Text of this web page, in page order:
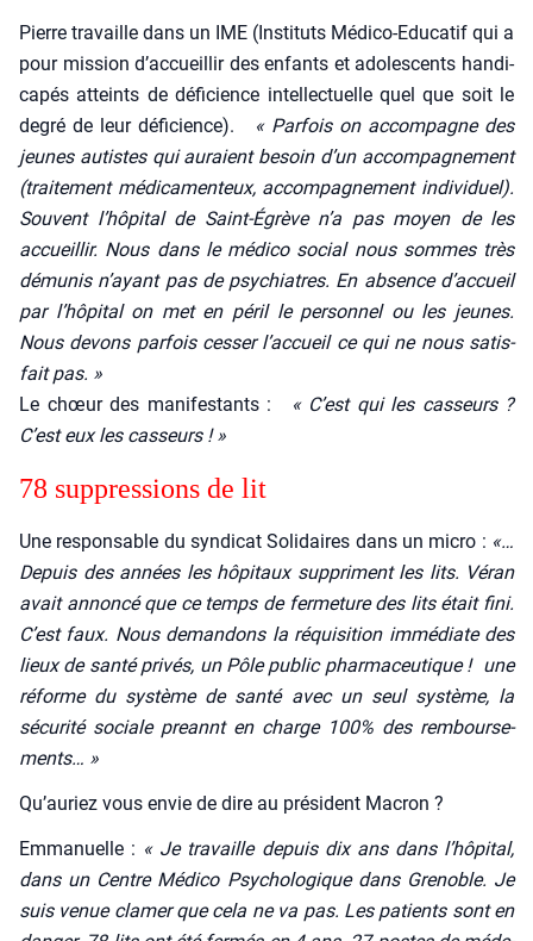
Pierre tra­vaille dans un IME (Ins­ti­tuts Médi­co-Edu­ca­tif qui a
pour mis­sion d’accueillir des enfants et ado­les­cents han­di­
ca­pés atteints de défi­cience intel­lec­tuelle quel que soit le
degré de leur défi­cience).
« Par­fois on accom­pagne des
jeunes autistes qui auraient besoin d’un accom­pa­gne­ment
(trai­te­ment médi­ca­men­teux, accom­pa­gne­ment indi­vi­duel).
Sou­vent l’hôpital de Saint-Égrève n’a pas moyen de les
accueillir. Nous dans le médi­co social nous sommes très
dému­nis n’ayant pas de psy­chiatres. En absence d’accueil
par l’hôpital on met en péril le per­son­nel ou les jeunes.
Nous devons par­fois ces­ser l’accueil ce qui ne nous satis­
fait pas. »
Le chœur des mani­fes­tants :
« C’est qui les cas­seurs ?
C’est eux les cas­seurs ! »
78 sup­pres­sions de lit
Une res­pon­sable du syn­di­cat Soli­daires dans un micro : «…
Depuis des années les hôpi­taux sup­priment les lits. Véran
avait annon­cé que ce temps de fer­me­ture des lits était fini.
C’est faux. Nous deman­dons la réqui­si­tion immé­diate des
lieux de san­té pri­vés, un Pôle public phar­ma­ceu­tique ! une
réforme du sys­tème de san­té avec un seul sys­tème, la
sécu­ri­té sociale preannt en charge 100% des rem­bour­se­
ments… »
Qu’auriez vous envie de dire au pré­sident Macron ?
Emma­nuelle : « Je tra­vaille depuis dix ans dans l’hôpital,
dans un Centre Médi­co Psy­cho­lo­gique dans Gre­noble. Je
suis venue cla­mer que cela ne va pas. Les patients sont en